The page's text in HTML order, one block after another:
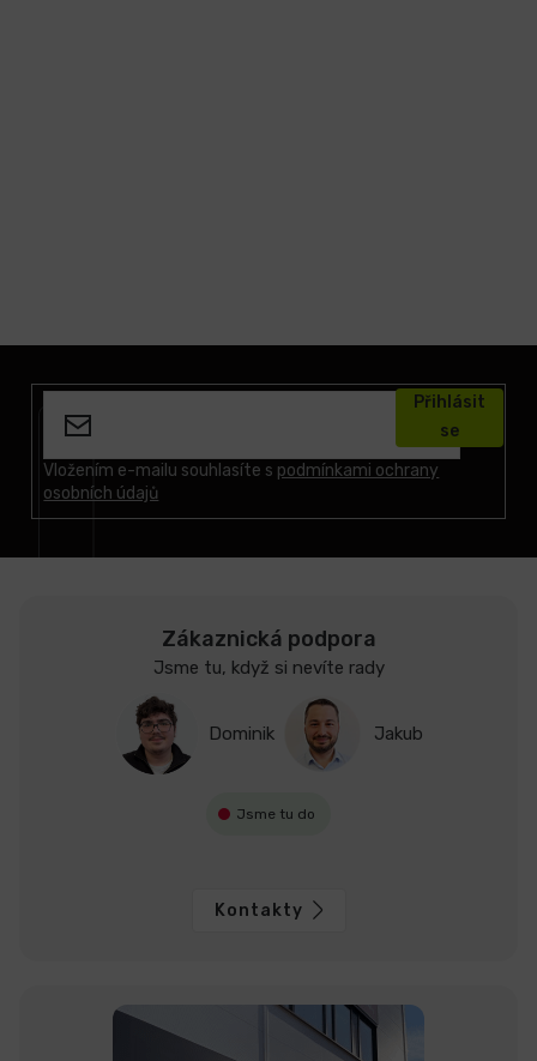
Vložením e-mailu souhlasíte s podmínkami ochrany
osobních údajů
Přihlásit
se
Zákaznická podpora
Jsme tu, když si nevíte rady
Dominik Jakub
Jsme tu do
Kontakty